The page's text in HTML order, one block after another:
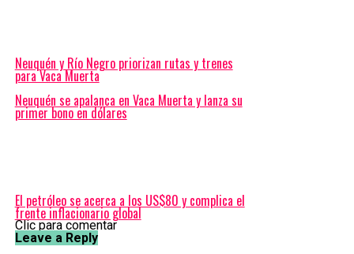
Neuquén y Río Negro priorizan rutas y trenes
para Vaca Muerta
Neuquén se apalanca en Vaca Muerta y lanza su
primer bono en dólares
El petróleo se acerca a los US$80 y complica el
frente inflacionario global
Clic para comentar
Leave a Reply